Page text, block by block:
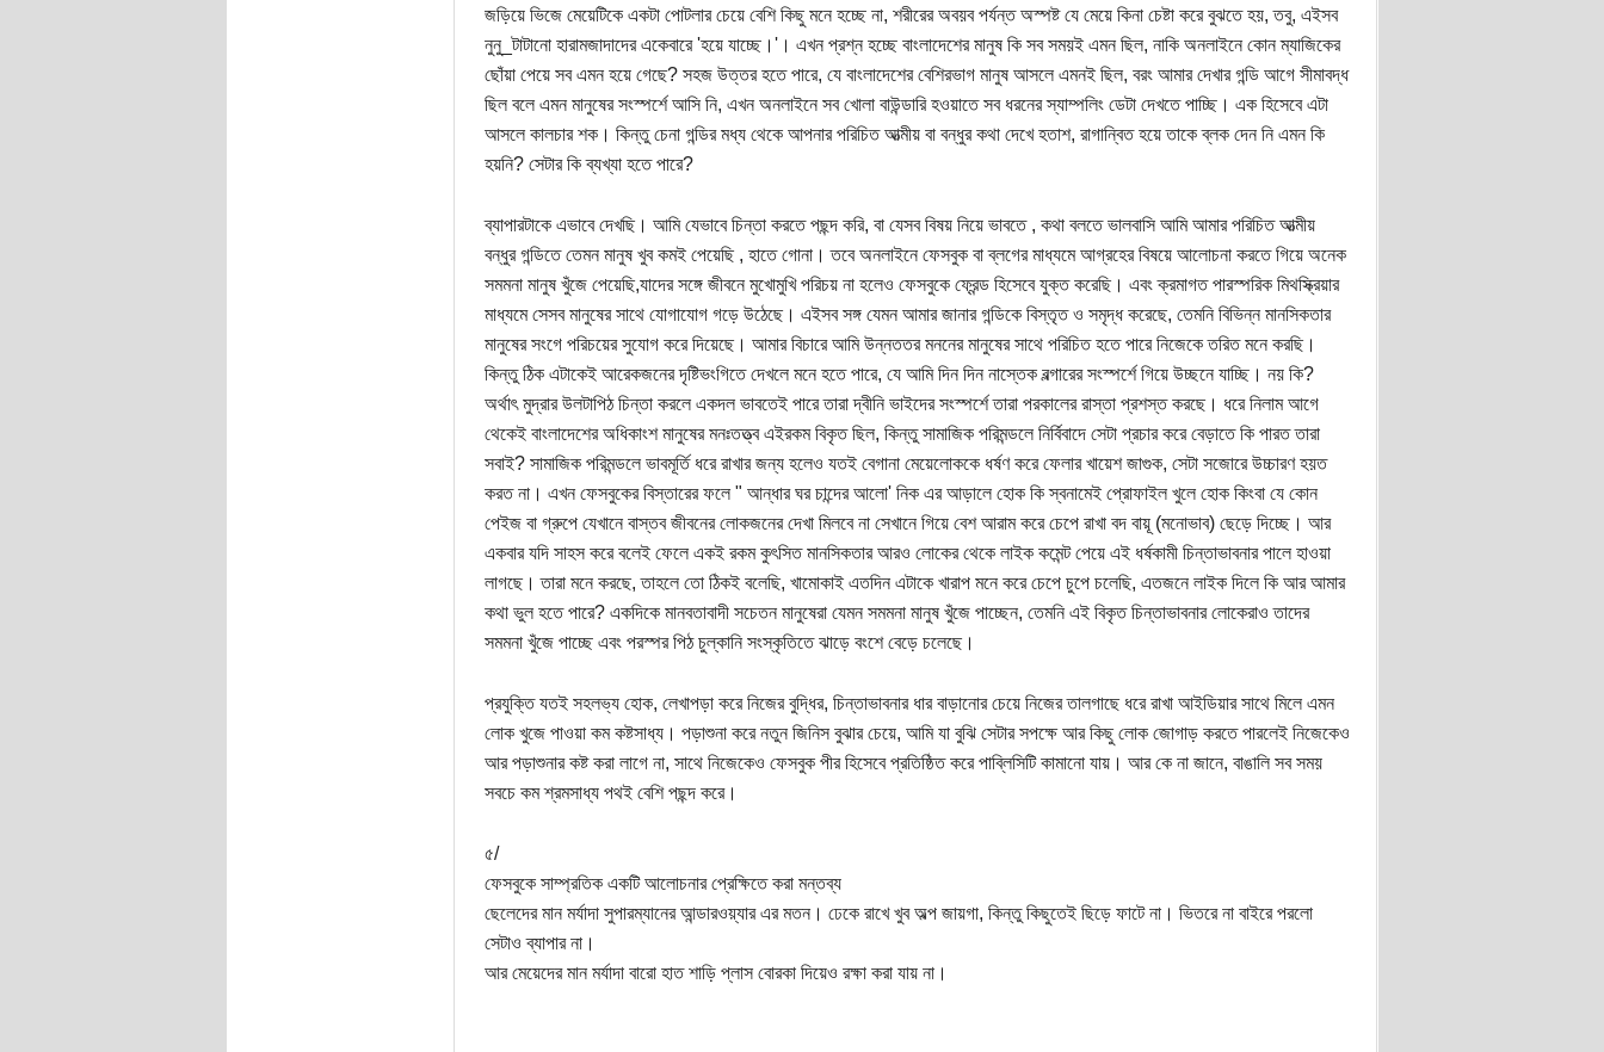
জড়িয়ে ভিজে মেয়েটিকে একটা পোটলার চেয়ে বেশি কিছু মনে হচ্ছে না, শরীরের অবয়ব পর্যন্ত অস্পষ্ট যে মেয়ে কিনা চেষ্টা করে বুঝতে হয়, তবু, এইসব
নুনু_টাটানো হারামজাদাদের একেবারে 'হয়ে যাচ্ছে।'। এখন প্রশ্ন হচ্ছে বাংলাদেশের মানুষ কি সব সময়ই এমন ছিল, নাকি অনলাইনে কোন ম্যাজিকের
ছোঁয়া পেয়ে সব এমন হয়ে গেছে? সহজ উত্তর হতে পারে, যে বাংলাদেশের বেশিরভাগ মানুষ আসলে এমনই ছিল, বরং আমার দেখার গন্ডি আগে সীমাবদ্ধ
ছিল বলে এমন মানুষের সংস্পর্শে আসি নি, এখন অনলাইনে সব খোলা বাউন্ডারি হওয়াতে সব ধরনের স্যাম্পলিং ডেটা দেখতে পাচ্ছি। এক হিসেবে এটা
আসলে কালচার শক। কিন্তু চেনা গন্ডির মধ্য থেকে আপনার পরিচিত আত্মীয় বা বন্ধুর কথা দেখে হতাশ, রাগান্বিত হয়ে তাকে ব্লক দেন নি এমন কি
হয়নি? সেটার কি ব্যখ্যা হতে পারে?
ব্যাপারটাকে এভাবে দেখছি। আমি যেভাবে চিন্তা করতে পছন্দ করি, বা যেসব বিষয় নিয়ে ভাবতে , কথা বলতে ভালবাসি আমি আমার পরিচিত আত্মীয়
বন্ধুর গন্ডিতে তেমন মানুষ খুব কমই পেয়েছি , হাতে গোনা। তবে অনলাইনে ফেসবুক বা ব্লগের মাধ্যমে আগ্রহের বিষয়ে আলোচনা করতে গিয়ে অনেক
সমমনা মানুষ খুঁজে পেয়েছি,যাদের সঙ্গে জীবনে মুখোমুখি পরিচয় না হলেও ফেসবুকে ফ্রেন্ড হিসেবে যুক্ত করেছি। এবং ক্রমাগত পারস্পরিক মিথস্ক্রিয়ার
মাধ্যমে সেসব মানুষের সাথে যোগাযোগ গড়ে উঠেছে। এইসব সঙ্গ যেমন আমার জানার গন্ডিকে বিস্তৃত ও সমৃদ্ধ করেছে, তেমনি বিভিন্ন মানসিকতার
মানুষের সংগে পরিচয়ের সুযোগ করে দিয়েছে। আমার বিচারে আমি উন্নততর মননের মানুষের সাথে পরিচিত হতে পারে নিজেকে তরিত মনে করছি।
কিন্তু ঠিক এটাকেই আরেকজনের দৃষ্টিভংগিতে দেখলে মনে হতে পারে, যে আমি দিন দিন নাস্তেক বল্গারের সংস্পর্শে গিয়ে উচ্ছনে যাচ্ছি। নয় কি?
অর্থাৎ মুদ্রার উলটাপিঠ চিন্তা করলে একদল ভাবতেই পারে তারা দ্বীনি ভাইদের সংস্পর্শে তারা পরকালের রাস্তা প্রশস্ত করছে। ধরে নিলাম আগে
থেকেই বাংলাদেশের অধিকাংশ মানুষের মনঃতত্ত্ব এইরকম বিকৃত ছিল, কিন্তু সামাজিক পরিমন্ডলে নির্বিবাদে সেটা প্রচার করে বেড়াতে কি পারত তারা
সবাই? সামাজিক পরিমন্ডলে ভাবমূর্তি ধরে রাখার জন্য হলেও যতই বেগানা মেয়েলোককে ধর্ষণ করে ফেলার খায়েশ জাগুক, সেটা সজোরে উচ্চারণ হয়ত
করত না। এখন ফেসবুকের বিস্তারের ফলে " আন্ধার ঘর চান্দের আলো' নিক এর আড়ালে হোক কি স্বনামেই প্রোফাইল খুলে হোক কিংবা যে কোন
পেইজ বা গ্রুপে যেখানে বাস্তব জীবনের লোকজনের দেখা মিলবে না সেখানে গিয়ে বেশ আরাম করে চেপে রাখা বদ বায়ূ (মনোভাব) ছেড়ে দিচ্ছে। আর
একবার যদি সাহস করে বলেই ফেলে একই রকম কুৎসিত মানসিকতার আরও লোকের থেকে লাইক কমেন্ট পেয়ে এই ধর্ষকামী চিন্তাভাবনার পালে হাওয়া
লাগছে। তারা মনে করছে, তাহলে তো ঠিকই বলেছি, খামোকাই এতদিন এটাকে খারাপ মনে করে চেপে চুপে চলেছি, এতজনে লাইক দিলে কি আর আমার
কথা ভুল হতে পারে? একদিকে মানবতাবাদী সচেতন মানুষেরা যেমন সমমনা মানুষ খুঁজে পাচ্ছেন, তেমনি এই বিকৃত চিন্তাভাবনার লোকেরাও তাদের
সমমনা খুঁজে পাচ্ছে এবং পরস্পর পিঠ চুল্কানি সংস্কৃতিতে ঝাড়ে বংশে বেড়ে চলেছে।
প্রযুক্তি যতই সহলভ্য হোক, লেখাপড়া করে নিজের বুদ্ধির, চিন্তাভাবনার ধার বাড়ানোর চেয়ে নিজের তালগাছে ধরে রাখা আইডিয়ার সাথে মিলে এমন
লোক খুজে পাওয়া কম কষ্টসাধ্য। পড়াশুনা করে নতুন জিনিস বুঝার চেয়ে, আমি যা বুঝি সেটার সপক্ষে আর কিছু লোক জোগাড় করতে পারলেই নিজেকেও
আর পড়াশুনার কষ্ট করা লাগে না, সাথে নিজেকেও ফেসবুক পীর হিসেবে প্রতিষ্ঠিত করে পাব্লিসিটি কামানো যায়। আর কে না জানে, বাঙালি সব সময়
সবচে কম শ্রমসাধ্য পথই বেশি পছন্দ করে।
৫/
ফেসবুকে সাম্প্রতিক একটি আলোচনার প্রেক্ষিতে করা মন্তব্য
ছেলেদের মান মর্যাদা সুপারম্যানের আন্ডারওয়্যার এর মতন। ঢেকে রাখে খুব অল্প জায়গা, কিন্তু কিছুতেই ছিড়ে ফাটে না। ভিতরে না বাইরে পরলো
সেটাও ব্যাপার না।
আর মেয়েদের মান মর্যাদা বারো হাত শাড়ি প্লাস বোরকা দিয়েও রক্ষা করা যায় না।